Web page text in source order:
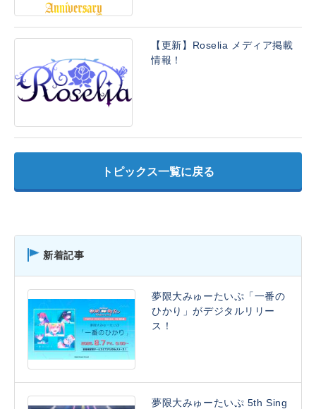
【更新】Roselia メディア掲載
情報！
トピックス一覧に戻る
新着記事
夢限大みゅーたいぷ「一番の
ひかり」がデジタルリリー
ス！
夢限大みゅーたいぷ 5th Sing